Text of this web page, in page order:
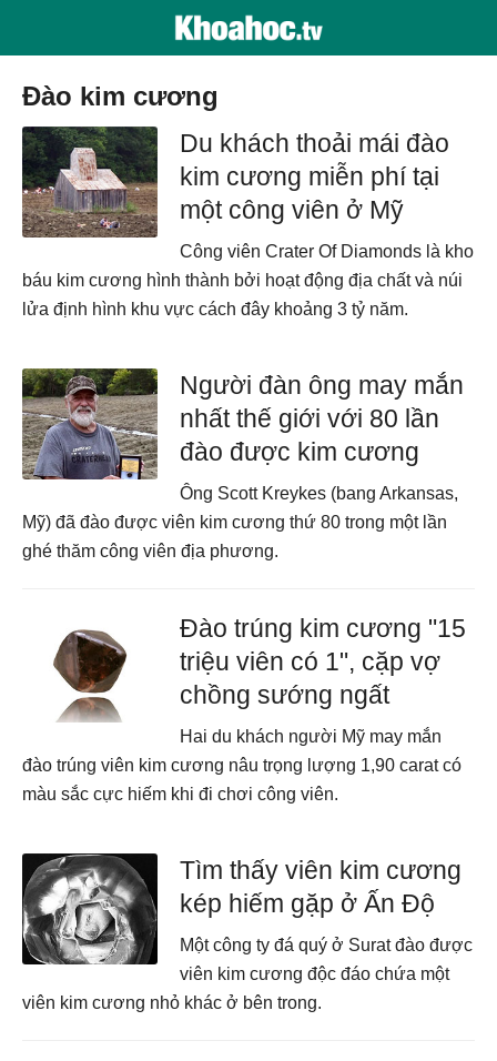
đào kim cương
Du khách thoải mái đào
kim cương miễn phí tại
một công viên ở Mỹ
Công viên Crater Of Diamonds là kho
báu kim cương hình thành bởi hoạt động địa chất và núi
lửa định hình khu vực cách đây khoảng 3 tỷ năm.
Người đàn ông may mắn
nhất thế giới với 80 lần
đào được kim cương
Ông Scott Kreykes (bang Arkansas,
Mỹ) đã đào được viên kim cương thứ 80 trong một lần
ghé thăm công viên địa phương.
Đào trúng kim cương "15
triệu viên có 1", cặp vợ
chồng sướng ngất
Hai du khách người Mỹ may mắn
đào trúng viên kim cương nâu trọng lượng 1,90 carat có
màu sắc cực hiếm khi đi chơi công viên.
Tìm thấy viên kim cương
kép hiếm gặp ở Ấn Độ
Một công ty đá quý ở Surat đào được
viên kim cương độc đáo chứa một
viên kim cương nhỏ khác ở bên trong.